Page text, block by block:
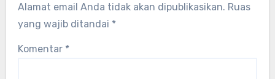
Alamat email Anda tidak akan dipublikasikan. Ruas
yang wajib ditandai *
Komentar *